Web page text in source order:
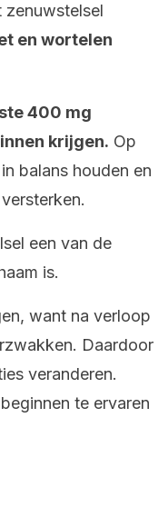
zenuwstelsel
en wortelen
400 mg
krijgen. Op
balans houden en
een van de
is.
want na verloop
Daardoor
veranderen.
te ervaren